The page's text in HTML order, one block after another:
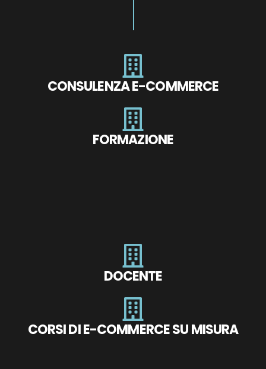
CONSULENZA E-COMMERCE
FORMAZIONE
DOCENTE
CORSI DI E-COMMERCE SU MISURA